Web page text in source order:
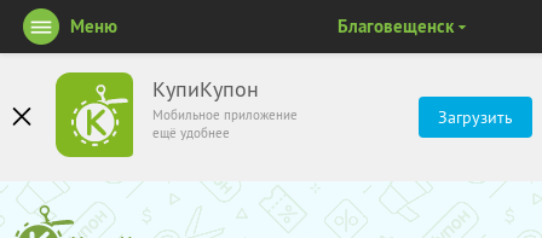
КупиКупон
Мобильное приложение
ещё удобнее
Загрузить
Меню Благовещенск